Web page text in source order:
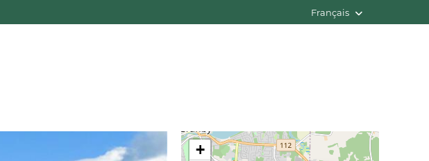
Français
+